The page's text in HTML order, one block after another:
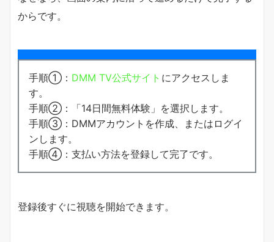
からです。
手順①： DMM TV公式サイト にアクセスしま
す。
手順②：「14日間無料体験」を選択します。
手順③：DMMアカウントを作成、またはログイ
ンします。
手順④：支払い方法を登録して完了です。
登録後すぐに視聴を開始できます。